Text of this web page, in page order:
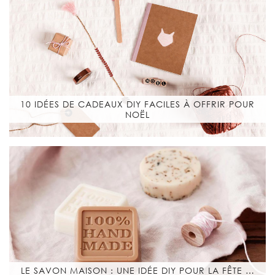
10 IDÉES DE CADEAUX DIY FACILES À OFFRIR POUR
NOËL
LE SAVON MAISON : UNE IDÉE DIY POUR LA FÊTE …